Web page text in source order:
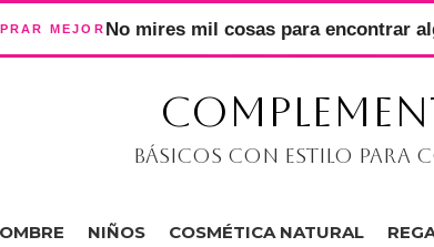
MEJOR No mires mil cosas para encontrar
Básicos con estilo para
NIÑOS COSMÉTICA NATURAL